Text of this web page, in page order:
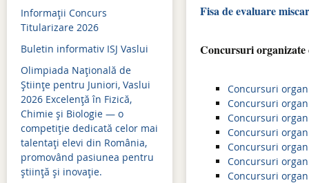
Mişcarea personalului 2023-2024
Mişcarea personalului 2020-2021
Mişcarea personalului 2019-2020
Mişcarea personalului 2018-2019
Mişcarea personalului 2017-2018
Simulări examene
Evaluare națională 2025
Simulări examene
Admitere 2024
Bacalaureat 2024
Informaţii Concurs
Titularizare 2026
Buletin informativ ISJ Vaslui
Olimpiada Națională de
Științe pentru Juniori, Vaslui
2026 Excelență în Fizică,
Chimie și Biologie — o
competiție dedicată celor mai
talentați elevi din România,
promovând pasiunea pentru
știință și inovație.
Fisa de evaluare
Concursuri
Concursuri
Concursuri
Concursuri
Concursuri
Concursuri
Concursuri
Concursuri